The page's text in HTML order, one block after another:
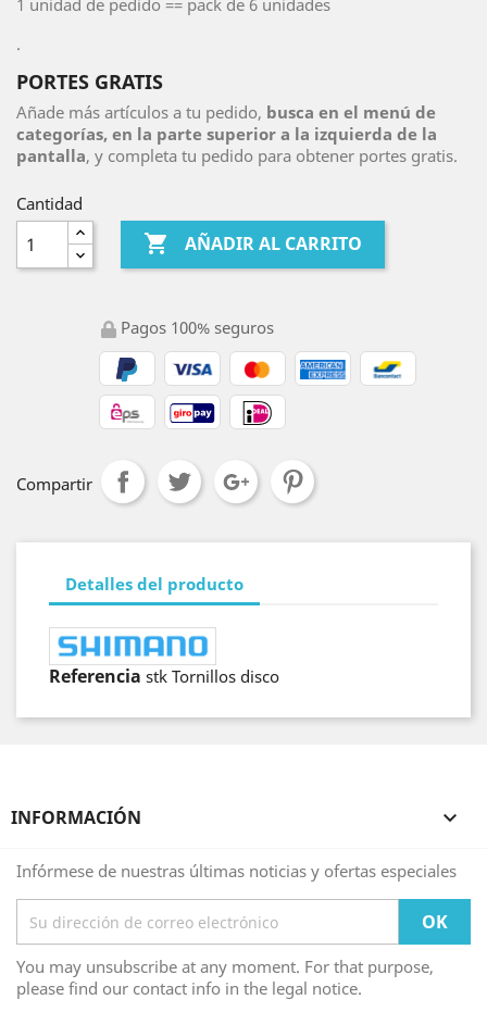
1 unidad de pedido == pack de 6 unidades
.
PORTES GRATIS
Añade más artículos a tu pedido, busca en el menú de
categorías, en la parte superior a la izquierda de la
pantalla, y completa tu pedido para obtener portes gratis.
Cantidad
 AÑADIR AL CARRITO
Pagos 100% seguros
Compartir
Detalles del producto
Referencia stk Tornillos disco
INFORMACIÓN 
Infórmese de nuestras últimas noticias y ofertas especiales
You may unsubscribe at any moment. For that purpose,
please find our contact info in the legal notice.